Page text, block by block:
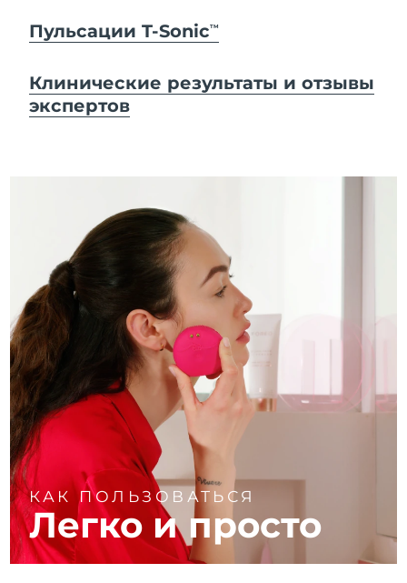
Пульсации T-SonicTM
Клинические результаты и отзывы
экспертов
КАК ПОЛЬЗОВАТЬСЯ
Легко и просто